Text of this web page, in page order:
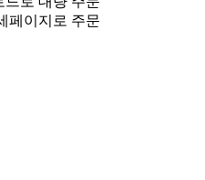
페이지로 주문